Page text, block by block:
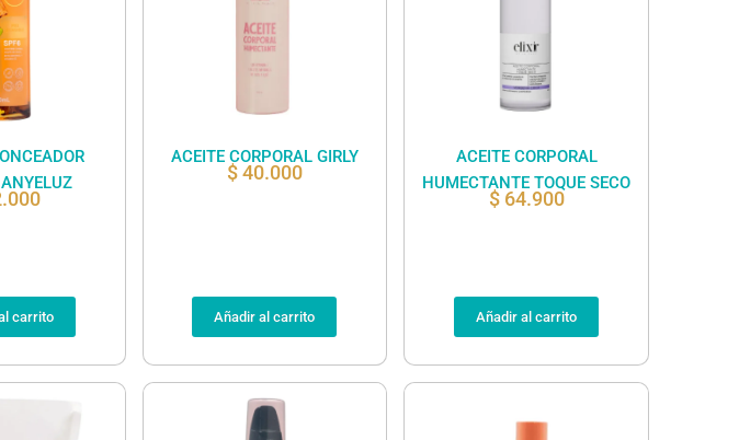
carrito
ACEITE CORPORAL GIRLY
$40.000
Añadir al carrito
ACEITE CORPORAL
HUMECTANTE TOQUE SECO
$64.900
Añadir al carrito